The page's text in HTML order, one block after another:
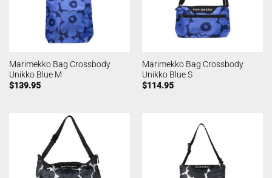
Marimekko Bag Crossbody
Unikko Blue M
$139.95
Marimekko Bag Crossbody
Unikko Blue S
$114.95